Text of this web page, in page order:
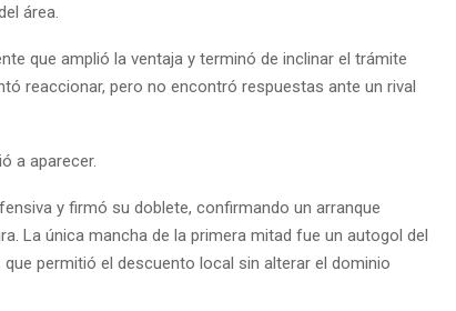
área.
que amplió la ventaja y terminó de inclinar el trámite
reaccionar, pero no encontró respuestas ante un rival
a aparecer.
y firmó su doblete, confirmando un arranque
La única mancha de la primera mitad fue un autogol del
permitió el descuento local sin alterar el dominio